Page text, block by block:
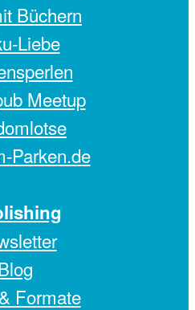
Büchern
Liebe
Meetup
Parken.de
Formate